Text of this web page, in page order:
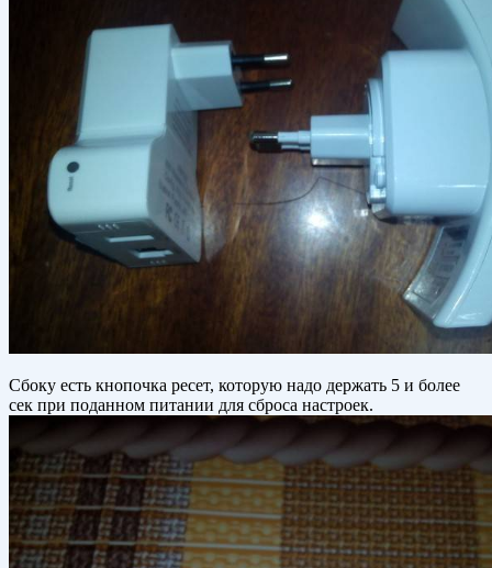
Сбоку есть кнопочка ресет, которую надо держать 5 и более
сек при поданном питании для сброса настроек.